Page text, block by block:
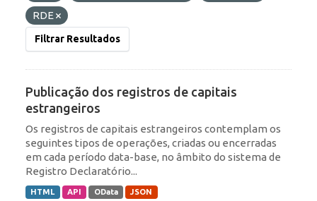
RDE
Filtrar Resultados
Publicação dos registros de capitais
estrangeiros
Os registros de capitais estrangeiros contemplam os
seguintes tipos de operações, criadas ou encerradas
em cada período data-base, no âmbito do sistema de
Registro Declaratório...
HTML API OData JSON